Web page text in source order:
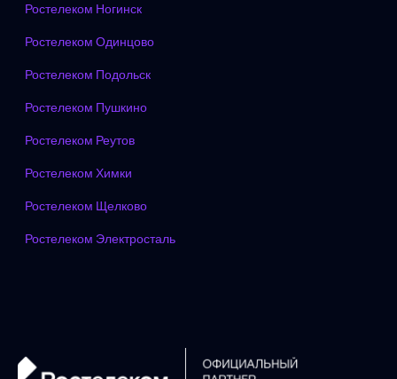
Ростелеком Ногинск
Ростелеком Одинцово
Ростелеком Подольск
Ростелеком Пушкино
Ростелеком Реутов
Ростелеком Химки
Ростелеком Щелково
Ростелеком Электросталь